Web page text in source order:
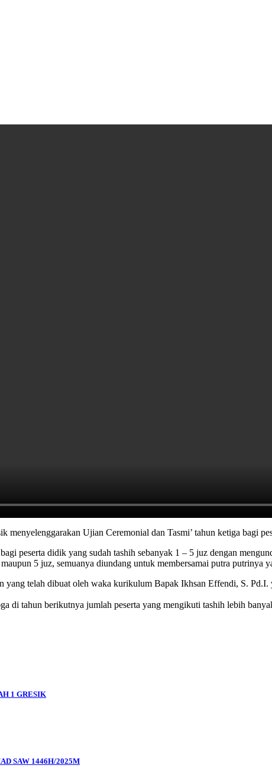
menyelenggarakan Ujian Ceremonial dan Tasmi’ tahun ketiga bagi
peserta didik yang sudah tashih sebanyak 1 – 5 juz dengan
5 juz, semuanya diundang untuk membersamai putra putrinya
yang telah dibuat oleh waka kurikulum Bapak Ikhsan Effendi, S.
di tahun berikutnya jumlah peserta yang mengikuti tashih lebih
1 GRESIK
SAW 1446H/2025M